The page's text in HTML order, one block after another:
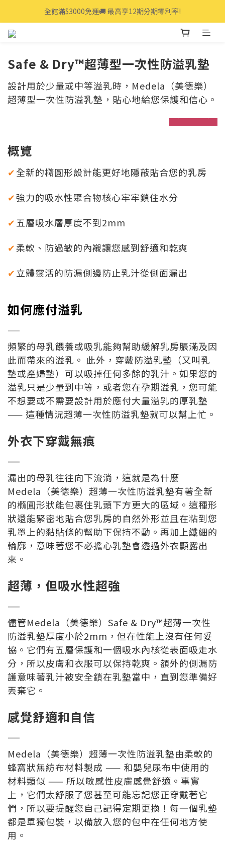
全館滿$3000免運🚚 最高享12期分期零利率!
全館滿$3000免運🚚 最高享12期分期零利率!
全館滿$3000免運🚚 最高享12期分期零利率!
Safe & Dry™超薄型一次性防溢乳墊
設計用於少量或中等溢乳時，Medela（美德樂）
超薄型一次性防溢乳墊，貼心地給您保護和信心。
概覽
✔ 全新的橢圓形設計能更好地隱蔽貼合您的乳房
✔ 強力的吸水性聚合物核心牢牢鎖住水分
✔ 五層吸水層厚度不到2mm
✔ 柔軟、防過敏的內襯讓您感到舒適和乾爽
✔ 立體靈活的防漏側邊防止乳汁從側面漏出
如何應付溢乳
—
頻繁的母乳餵養或吸乳能夠幫助緩解乳房脹滿及因
此而帶來的溢乳。 此外，穿戴防溢乳墊（又叫乳
墊或產婦墊）可以吸掉任何多餘的乳汁。如果您的
溢乳只是少量到中等，或者您在孕期溢乳，您可能
不想要或不需要設計用於應付大量溢乳的厚乳墊
—— 這種情況超薄一次性防溢乳墊就可以幫上忙。
外衣下穿戴無痕
—
漏出的母乳往往向下流淌，這就是為什麼
Medela（美德樂）超薄一次性防溢乳墊有著全新
的橢圓形狀能包裹住乳頭下方更大的區域。這種形
狀還能緊密地貼合您乳房的自然外形並且在粘到您
乳罩上的黏貼條的幫助下保持不動。再加上纖細的
輪廓，意味著您不必擔心乳墊會透過外衣顯露出
來。
超薄，但吸水性超強
—
儘管Medela（美德樂）Safe & Dry™超薄一次性
防溢乳墊厚度小於2mm，但在性能上沒有任何妥
協。它們有五層保護和一個吸水內核從表面吸走水
分，所以皮膚和衣服可以保持乾爽。額外的側漏防
護意味著乳汁被安全鎖在乳墊當中，直到您準備好
丟棄它。
感覺舒適和自信
—
Medela（美德樂）超薄一次性防溢乳墊由柔軟的
蜂窩狀無紡布材料製成 —— 和嬰兒尿布中使用的
材料類似 —— 所以敏感性皮膚感覺舒適。事實
上，它們太舒服了您甚至可能忘記您正穿戴著它
們，所以要提醒您自己記得定期更換！每一個乳墊
都是單獨包裝，以備放入您的包中在任何地方使
用。